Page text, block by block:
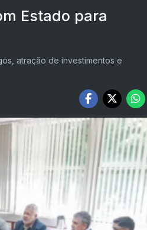
Estado para
atração de investimentos e